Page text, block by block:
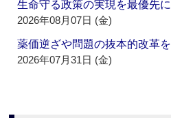
生命守る政策の実現を最優先に
2026年08月07日 (金)
薬価逆ざや問題の抜本的改革を
2026年07月31日 (金)